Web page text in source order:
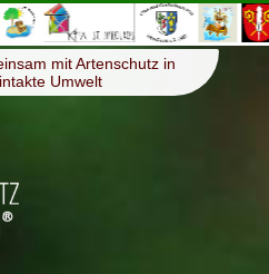
Menü ≡
mit Artenschutz in
Umwelt